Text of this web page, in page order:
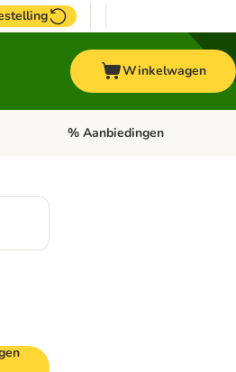
Winkelwagen
Paard Open categorie menu:
% Aanbiedingen